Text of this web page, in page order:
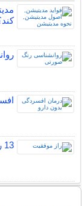
13 راز موفقیت از نگاه جیم ران، فیلسوف کارآفرین